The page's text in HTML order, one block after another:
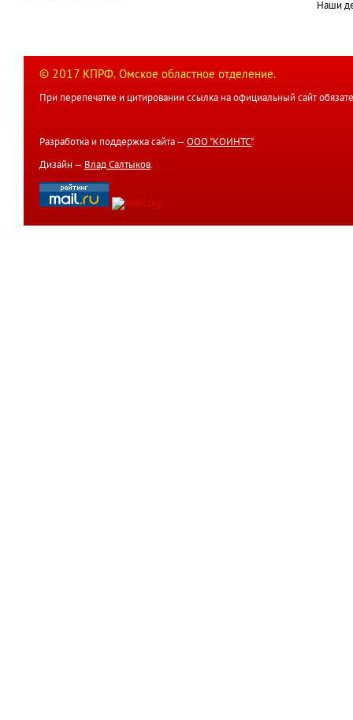
Наши
© 2017 КПРФ. Омское областное отделение.
При перепечатке и цитировании ссылка на официальный сайт
Разработка и поддержка сайта — ООО "КОИНТС".
Дизайн — Влад Салтыков.